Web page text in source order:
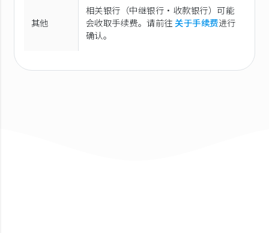
其他
相关银行（中继银行·收款银行）可能
会收取手续费。请前往关于手续费进行
确认。